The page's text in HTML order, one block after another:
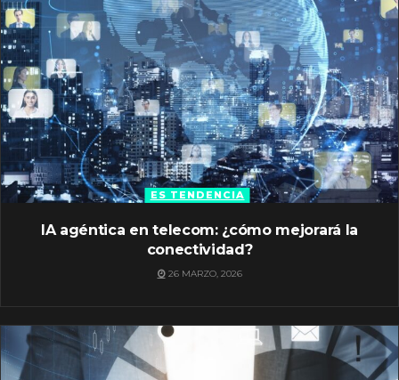
ES TENDENCIA
IA agéntica en telecom: ¿cómo mejorará la
conectividad?
26 MARZO, 2026